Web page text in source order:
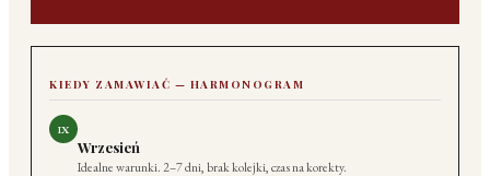
KIEDY ZAMAWIAĆ — HARMONOGRAM
IX
Wrzesień
Idealne warunki. 2–7 dni, brak kolejki, czas na korekty.